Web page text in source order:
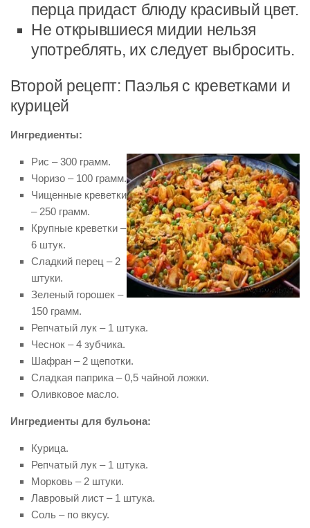
перца придаст блюду красивый цвет.
Не открывшиеся мидии нельзя
употреблять, их следует выбросить.
Второй рецепт: Паэлья с креветками и
курицей
Ингредиенты:
Рис – 300 грамм.
Чоризо – 100 грамм.
Чищенные креветки
– 250 грамм.
Крупные креветки –
6 штук.
Сладкий перец – 2
штуки.
Зеленый горошек –
150 грамм.
Репчатый лук – 1 штука.
Чеснок – 4 зубчика.
Шафран – 2 щепотки.
Сладкая паприка – 0,5 чайной ложки.
Оливковое масло.
Ингредиенты для бульона:
Курица.
Репчатый лук – 1 штука.
Морковь – 2 штуки.
Лавровый лист – 1 штука.
Соль – по вкусу.